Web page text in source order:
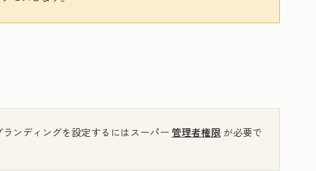
ランディングを設定するにはスーパー 管理者権限 が必要で